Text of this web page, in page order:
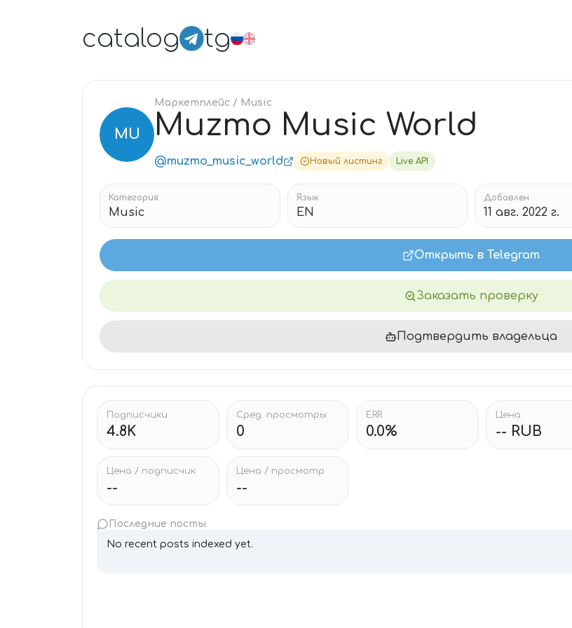
catalog tg
MU
Маркетплейс / Music
Muzmo Music World
@muzmo_music_world Новый листинг Live API
Категория
Music
Язык
EN
Добавлен
11 авг. 2022 г.
Открыть в Telegram
Заказать проверку
Подтвердить владельца
Подписчики
4.8K
Сред. просмотры
0
ERR
0.0%
Цена
-- RUB
Цена / подписчик
--
Цена / просмотр
--
Последние посты
No recent posts indexed yet.